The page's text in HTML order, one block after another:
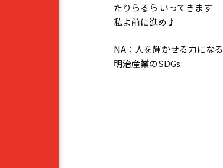
たりらるら いってきます
私よ前に進め♪
NA：人を輝かせる力になる
明治産業のSDGs